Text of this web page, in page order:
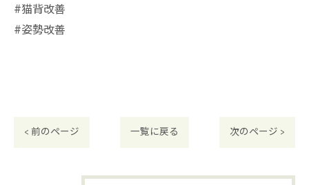
#猫背改善
#姿勢改善
< 前のページ 一覧に戻る 次のページ >